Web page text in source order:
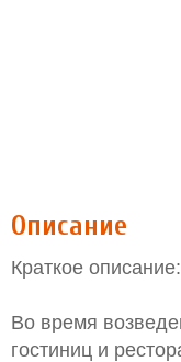
Описание
Краткое описание:
Во время
гостиниц и